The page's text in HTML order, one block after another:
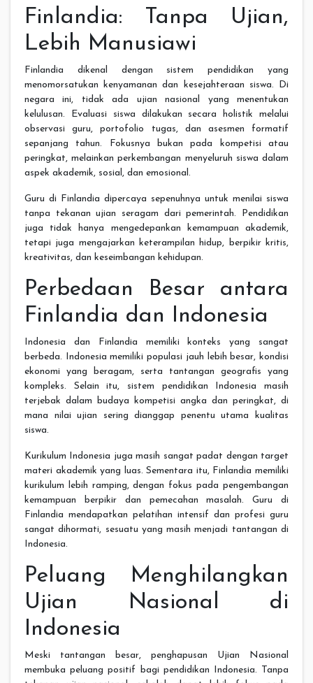
Finlandia: Tanpa Ujian,
Lebih Manusiawi
Finlandia dikenal dengan sistem pendidikan yang
menomorsatukan kenyamanan dan kesejahteraan siswa. Di
negara ini, tidak ada ujian nasional yang menentukan
kelulusan. Evaluasi siswa dilakukan secara holistik melalui
observasi guru, portofolio tugas, dan asesmen formatif
sepanjang tahun. Fokusnya bukan pada kompetisi atau
peringkat, melainkan perkembangan menyeluruh siswa dalam
aspek akademik, sosial, dan emosional.
Guru di Finlandia dipercaya sepenuhnya untuk menilai siswa
tanpa tekanan ujian seragam dari pemerintah. Pendidikan
juga tidak hanya mengedepankan kemampuan akademik,
tetapi juga mengajarkan keterampilan hidup, berpikir kritis,
kreativitas, dan keseimbangan kehidupan.
Perbedaan Besar antara
Finlandia dan Indonesia
Indonesia dan Finlandia memiliki konteks yang sangat
berbeda. Indonesia memiliki populasi jauh lebih besar, kondisi
ekonomi yang beragam, serta tantangan geografis yang
kompleks. Selain itu, sistem pendidikan Indonesia masih
terjebak dalam budaya kompetisi angka dan peringkat, di
mana nilai ujian sering dianggap penentu utama kualitas
siswa.
Kurikulum Indonesia juga masih sangat padat dengan target
materi akademik yang luas. Sementara itu, Finlandia memiliki
kurikulum lebih ramping, dengan fokus pada pengembangan
kemampuan berpikir dan pemecahan masalah. Guru di
Finlandia mendapatkan pelatihan intensif dan profesi guru
sangat dihormati, sesuatu yang masih menjadi tantangan di
Indonesia.
Peluang Menghilangkan
Ujian Nasional di
Indonesia
Meski tantangan besar, penghapusan Ujian Nasional
membuka peluang positif bagi pendidikan Indonesia. Tanpa